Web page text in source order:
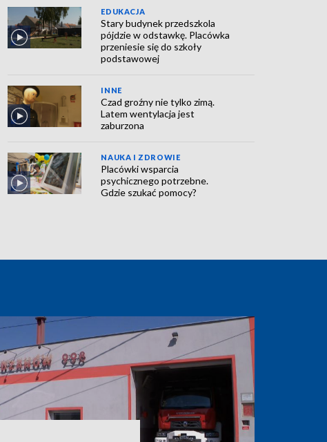
EDUKACJA
Stary budynek przedszkola
pójdzie w odstawkę. Placówka
przeniesie się do szkoły
podstawowej
INNE
Czad groźny nie tylko zimą.
Latem wentylacja jest
zaburzona
NAUKA I ZDROWIE
Placówki wsparcia
psychicznego potrzebne.
Gdzie szukać pomocy?